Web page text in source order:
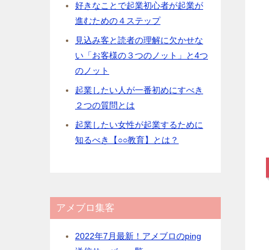
好きなことで起業初心者が起業が
進むための４ステップ
見込み客と読者の理解に欠かせな
い「お客様の３つのノット」と4つ
のノット
起業したい人が一番初めにすべき
２つの質問とは
起業したい女性が起業するために
知るべき【○○教育】とは？
アメブロ集客
2022年7月最新！アメブロのping